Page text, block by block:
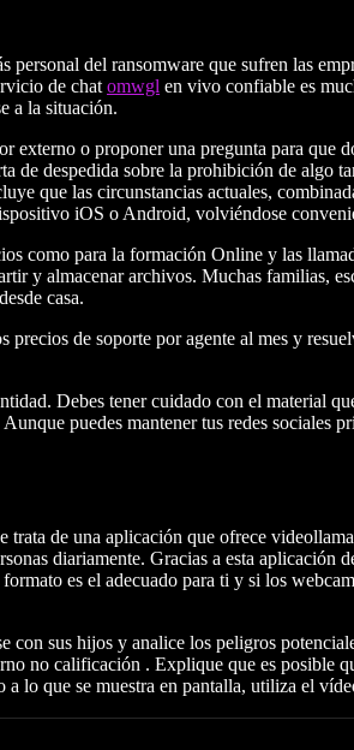
del ransomware que sufren las
de chat omwgl en vivo confiable es
a la situación.
o proponer una pregunta para que
despedida sobre la prohibición de algo
que las circunstancias actuales,
iOS o Android, volviéndose
como para la formación Online y las
y almacenar archivos. Muchas familias,
casa.
de soporte por agente al mes y
Debes tener cuidado con el material
puedes mantener tus redes sociales
de una aplicación que ofrece
diariamente. Gracias a esta
es el adecuado para ti y si los
sus hijos y analice los peligros
no calificación . Explique que es posible
lo que se muestra en pantalla, utiliza el